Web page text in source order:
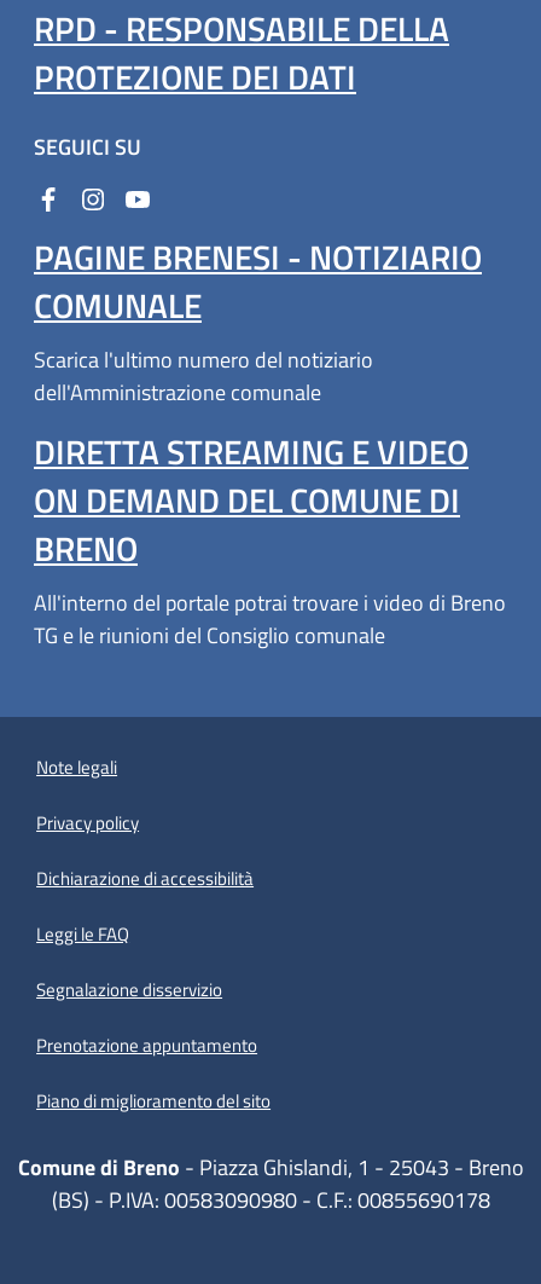
RPD - RESPONSABILE DELLA
PROTEZIONE DEI DATI
SEGUICI SU
PAGINE BRENESI - NOTIZIARIO
COMUNALE
Scarica l'ultimo numero del notiziario
dell'Amministrazione comunale
DIRETTA STREAMING E VIDEO
ON DEMAND DEL COMUNE DI
BRENO
All'interno del portale potrai trovare i video di Breno
TG e le riunioni del Consiglio comunale
Note legali
Privacy policy
Dichiarazione di accessibilità
Leggi le FAQ
Segnalazione disservizio
Prenotazione appuntamento
Piano di miglioramento del sito
Comune di Breno - Piazza Ghislandi, 1 - 25043 - Breno
(BS) - P.IVA: 00583090980 - C.F.: 00855690178